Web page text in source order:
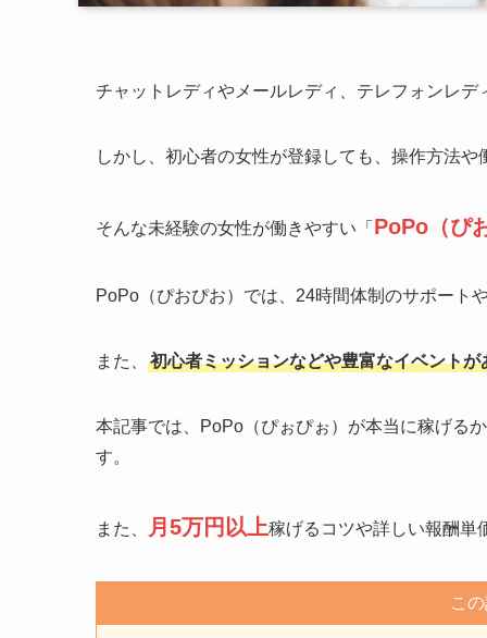
チャットレディやメールレディ、テレフォンレデ
しかし、初心者の女性が登録しても、操作方法
そんな未経験の女性が働きやすい「 PoPo（ぴ
PoPo（ぴおぴお）では、24時間体制のサポート
また、 初心者ミッションなどや豊富なイベント
本記事では、PoPo（ぴぉぴぉ）が本当に稼げる
す。
また、 月5万円以上稼げるコツや詳しい報酬単
こ